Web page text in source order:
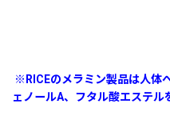
※RICEのメラミン製品は人体
ェノールA、フタル酸エステル